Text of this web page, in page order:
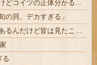
の貝、デカすぎる」
る